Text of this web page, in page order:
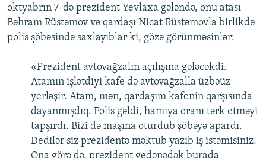
oktyabrın 7-də prezident Yevlaxa gələndə, onu atası
Bəhram Rüstəmov və qardaşı Nicat Rüstəmovla birlikdə
polis şöbəsində saxlayıblar ki, gözə görünməsinlər:
«Prezident avtovağzalın açılışına gələcəkdi.
Atamın işlətdiyi kafe də avtovağzalla üzbəüz
yerləşir. Atam, mən, qardaşım kafenin qarşısında
dayanmışdıq. Polis gəldi, hamıya oranı tərk etməyi
tapşırdı. Bizi də maşına oturdub şöbəyə apardı.
Dedilər siz prezidentə məktub yazıb iş istəmisiniz.